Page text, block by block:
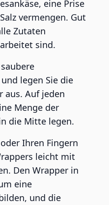
eine Prise
vermengen. Gut
Zutaten
sind.
legen Sie die
aus. Auf jeden
Menge der
die Mitte legen.
Ihren Fingern
leicht mit
Den Wrapper in
eine
und die